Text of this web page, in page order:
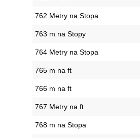
762 Metry na Stopa
763 m na Stopy
764 Metry na Stopa
765 m na ft
766 m na ft
767 Metry na ft
768 m na Stopa